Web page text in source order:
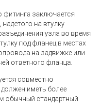
фитинга заключается
на втулку
узла во время
под фланец в местах
на задвижке или
ответного фланца.
совместно
иметь более
обычный стандартный